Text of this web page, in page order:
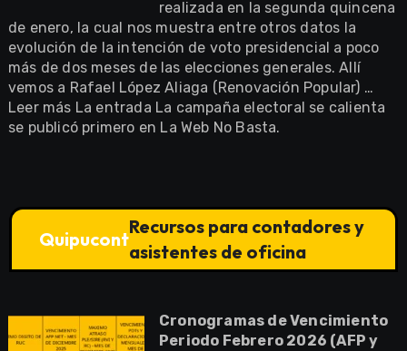
realizada en la segunda quincena
de enero, la cual nos muestra entre otros datos la
evolución de la intención de voto presidencial a poco
más de dos meses de las elecciones generales. Allí
vemos a Rafael López Aliaga (Renovación Popular) …
Leer más La entrada La campaña electoral se calienta
se publicó primero en La Web No Basta.
Quipucont
Recursos para contadores y
asistentes de oficina
Cronogramas de Vencimiento
Periodo Febrero 2026 (AFP y